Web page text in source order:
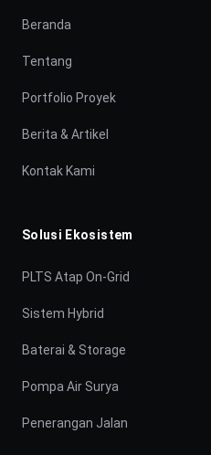
Beranda
Tentang
Portfolio Proyek
Berita & Artikel
Kontak Kami
Solusi Ekosistem
PLTS Atap On-Grid
Sistem Hybrid
Baterai & Storage
Pompa Air Surya
Penerangan Jalan